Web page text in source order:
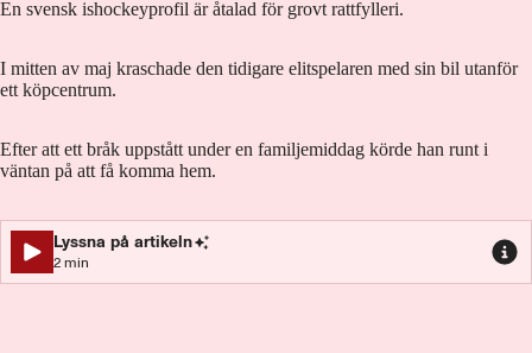
En svensk ishockeyprofil är åtalad för grovt rattfylleri.
I mitten av maj kraschade den tidigare elitspelaren med sin bil utanför
ett köpcentrum.
Efter att ett bråk uppstått under en familjemiddag körde han runt i
väntan på att få komma hem.
Lyssna på artikeln
2 min